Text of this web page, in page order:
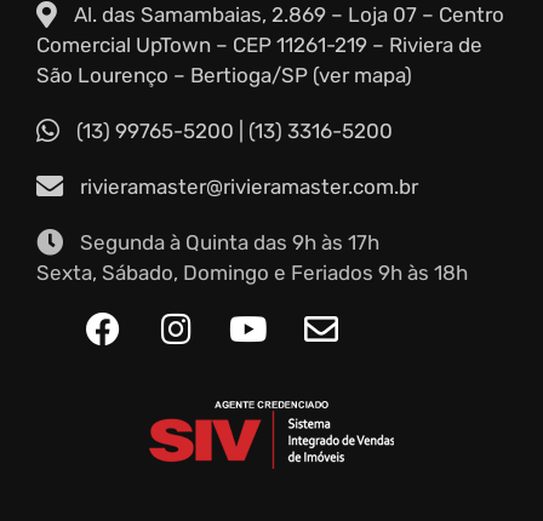
Al. das Samambaias, 2.869 – Loja 07 – Centro
Comercial UpTown – CEP 11261-219 – Riviera de
São Lourenço – Bertioga/SP (ver mapa)
(13) 99765-5200 (13) 3316-5200
rivieramaster@rivieramaster.com.br
Segunda à Quinta das 9h às 17h
Sexta, Sábado, Domingo e Feriados 9h às 18h